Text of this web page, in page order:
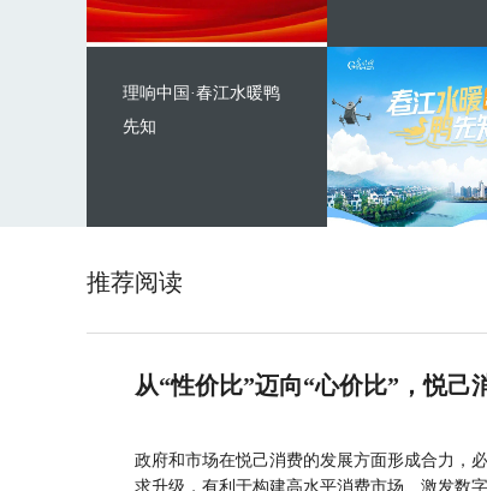
理响中国·春江水暖鸭
先知
推荐阅读
从“性价比”迈向“心价比”，悦己
政府和市场在悦己消费的发展方面形成合力，
求升级，有利于构建高水平消费市场、激发数字